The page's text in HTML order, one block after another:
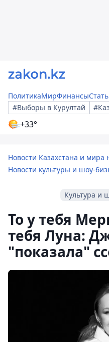
ПолитикаМирФинансы
#Выборы в Курултай
+33°
Новости Казахстана и мира
Новости культуры и шоу-
Культура и
То у тебя
тебя Луна:
"показала"